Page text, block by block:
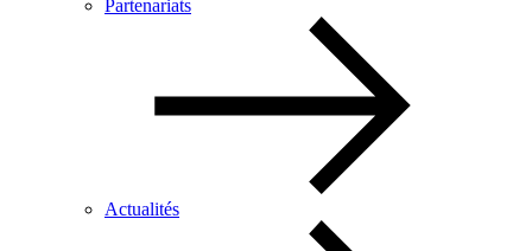
Partenariats
Actualités